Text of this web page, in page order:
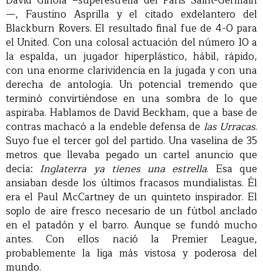
—, Faustino Asprilla y el citado exdelantero del
Blackburn Rovers. El resultado final fue de 4-0 para
el United. Con una colosal actuación del número 10 a
la espalda, un jugador hiperplástico, hábil, rápido,
con una enorme clarividencia en la jugada y con una
derecha de antología. Un potencial tremendo que
terminó convirtiéndose en una sombra de lo que
aspiraba. Hablamos de David Beckham, que a base de
contras machacó a la endeble defensa de las Urracas.
Suyo fue el tercer gol del partido. Una vaselina de 35
metros que llevaba pegado un cartel anuncio que
decía: Inglaterra ya tienes una estrella. Esa que
ansiaban desde los últimos fracasos mundialistas. Él
era el Paul McCartney de un quinteto inspirador. El
soplo de aire fresco necesario de un fútbol anclado
en el patadón y el barro. Aunque se fundó mucho
antes. Con ellos nació la Premier League,
probablemente la liga más vistosa y poderosa del
mundo.